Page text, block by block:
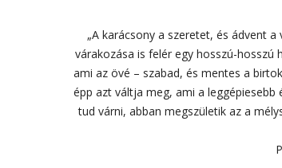
„A karácsony a szeretet, és ádvent
várakozása is felér egy hosszú-hosszú
ami az övé – szabad, és mentes a
épp azt váltja meg, ami a leggépiesebb
tud várni, abban megszületik az a